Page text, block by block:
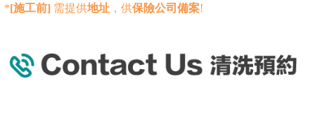
*[施工前] 需提供地址 ，供保險公司備案!